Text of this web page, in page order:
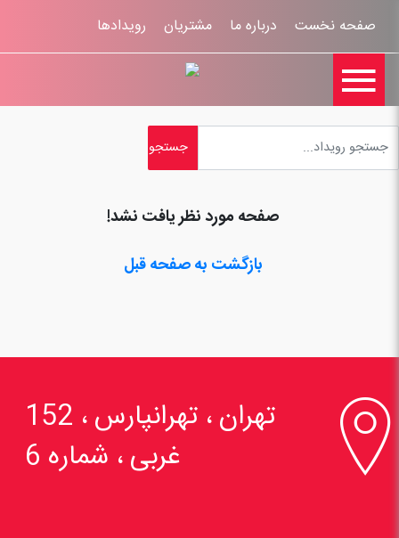
صفحه نخست درباره ما مشتریان رویدادها
ثبت شکایات راهنمای سایت
تماس با ما

صفحه مورد نظر یافت نشد!
بازگشت به صفحه قبل

تهران ، تهرانپارس ، 152
غربی ، شماره 6